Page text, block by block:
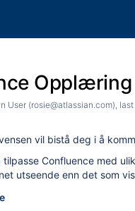
Opplæring
User (rosie@atlassian.com),
vil bistå deg i å
tilpasse Confluence med
utseende enn det som